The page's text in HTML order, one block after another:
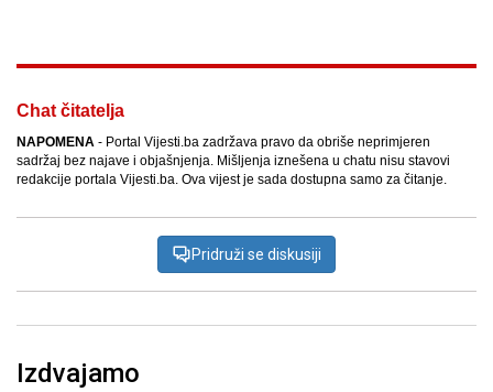
Chat čitatelja
NAPOMENA - Portal Vijesti.ba zadržava pravo da obriše neprimjeren
sadržaj bez najave i objašnjenja. Mišljenja iznešena u chatu nisu stavovi
redakcije portala Vijesti.ba. Ova vijest je sada dostupna samo za čitanje.
Pridruži se diskusiji
Izdvajamo